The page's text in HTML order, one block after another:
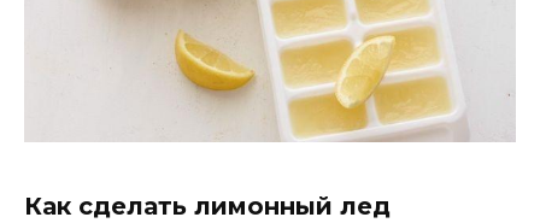
Как сделать лимонный лед